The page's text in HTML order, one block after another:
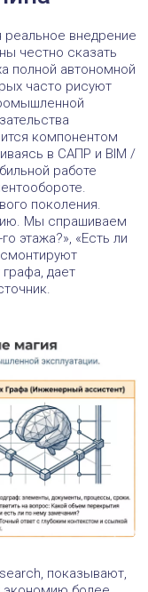
внедрение
честно сказать
полной автономной
часто рисуют
компонентом
в САПР и BIM /
работе
поколения.
Мы спрашиваем
этажа?», «Есть ли
смонтируют
дает
показывают,